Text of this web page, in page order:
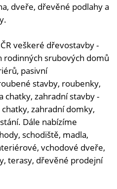
dveře, dřevěné podlahy a
veškeré dřevostavby -
rodinných srubových domů
pasivní
stavby, roubenky,
chatky, zahradní stavby -
zahradní domky,
Dále nabízíme
schodiště, madla,
vchodové dveře,
terasy, dřevěné prodejní